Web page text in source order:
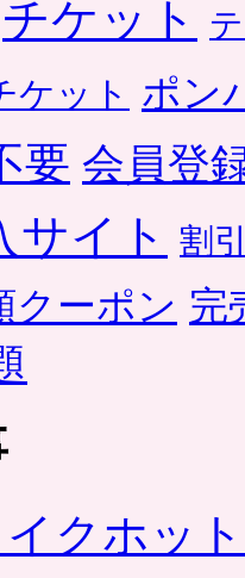
チケット
ケット ポン
要 会員登
サイト 割
クーポン 完
クホッ